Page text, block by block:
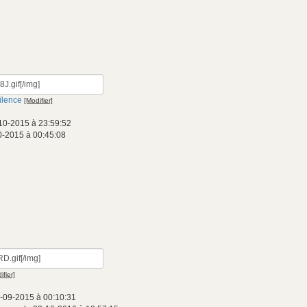
[Modifier]
2015 à 23:59:52
2015 à 00:45:08
09-2015 à 00:10:31